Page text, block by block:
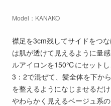
Model：KANAKO
襟足を3cm残してサイドをつ
は肌が透けて見えるように量
ルアイロンを150℃にセット
3：2で混ぜて、髪全体を下か
を整えるようになじませるだ
やわらかく見えるベージュ系